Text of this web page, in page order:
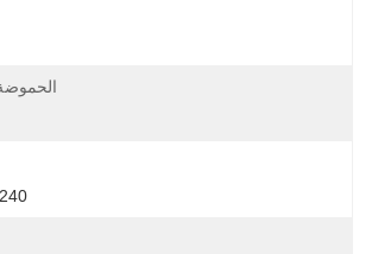
240 درجة مئوية دقيقة